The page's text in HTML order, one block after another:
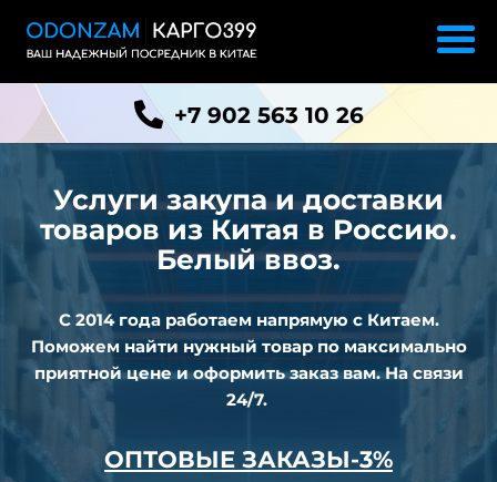
+7 902 563 10 26
Услуги закупа и доставки
товаров из Китая в Россию.
Белый ввоз.
С 2014 года работаем напрямую с Китаем.
Поможем найти нужный товар по максимально
приятной цене и оформить заказ вам. На связи
24/7.
ОПТОВЫЕ ЗАКАЗЫ-3%